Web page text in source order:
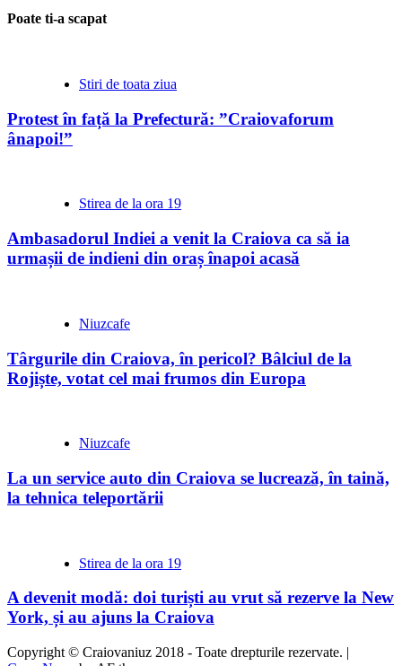
Poate ti-a scapat
Stiri de toata ziua
Protest în față la Prefectură: ”Craiovaforum
ânapoi!”
Stirea de la ora 19
Ambasadorul Indiei a venit la Craiova ca să ia
urmașii de indieni din oraș înapoi acasă
Niuzcafe
Târgurile din Craiova, în pericol? Bâlciul de la
Rojiște, votat cel mai frumos din Europa
Niuzcafe
La un service auto din Craiova se lucrează, în taină,
la tehnica teleportării
Stirea de la ora 19
A devenit modă: doi turiști au vrut să rezerve la New
York, și au ajuns la Craiova
Copyright © Craiovaniuz 2018 - Toate drepturile rezervate. |